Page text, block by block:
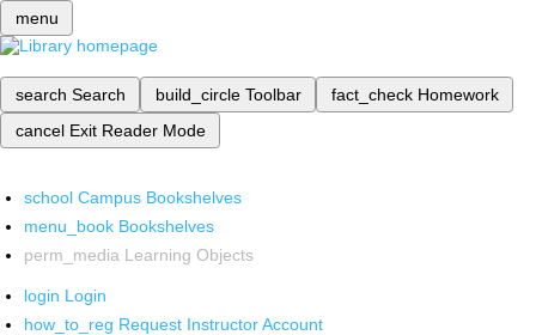
menu
search Search build_circle Toolbar fact_check Homework
cancel Exit Reader Mode
school Campus Bookshelves
menu_book Bookshelves
perm_media Learning Objects
login Login
how_to_reg Request Instructor Account